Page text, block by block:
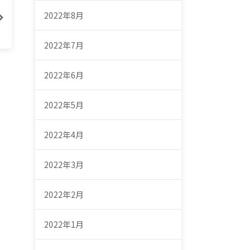
2022年8月
2022年7月
2022年6月
2022年5月
2022年4月
2022年3月
2022年2月
2022年1月